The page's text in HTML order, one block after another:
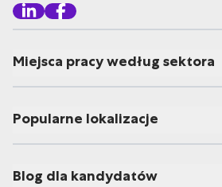
Miejsca pracy według sektora
Popularne lokalizacje
Blog dla kandydatów